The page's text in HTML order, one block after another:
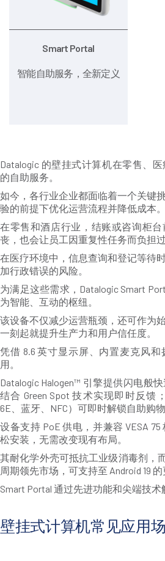
Smart Portal
智能自助服务，全新定义
Datalogic 的壁挂式计算机在零售、
的自助服务。
如今，各行业企业都面临着一个关键
验的前提下优化运营流程并降低成本。
在零售和酒店行业，结账或咨询柜
丧，也会让员工因重复性任务而负担过
在医疗环境中，信息查询和登记等待
加行政错误的风险。
为满足这些需求，Datalogic Smart
为智能、互动的枢纽。
该设备不仅减少运营瓶颈，还可作为
一刻起就提升生产力和用户信任度。
凭借 8.6 英寸显示屏、内置麦克风
用。
Datalogic Halogen™ 引擎提供闪电般
结合 Green Spot 技术实现即时反馈
6E、蓝牙、NFC）可即时解锁自助购物
设备支持 PoE 供电，并兼容 VESA
松安装，无需改变现有布局。
其耐化学外壳可抵抗工业级消毒剂，
周期领先市场，可支持至 Android 19 的
Smart Portal 通过先进功能和尖端技
壁挂式计算机常见应用